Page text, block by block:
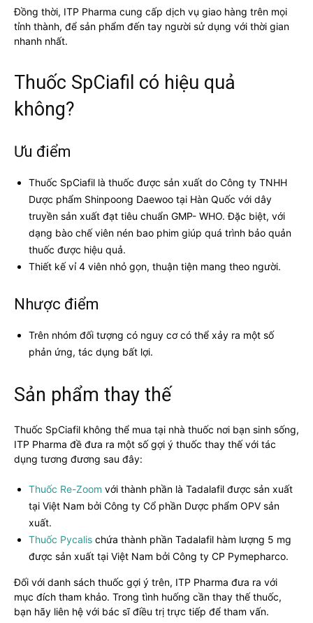
Đồng thời, ITP Pharma cung cấp dịch vụ giao hàng trên mọi
tỉnh thành, để sản phẩm đến tay người sử dụng với thời gian
nhanh nhất.
Thuốc SpCiafil có hiệu quả
không?
Ưu điểm
Thuốc SpCiafil là thuốc được sản xuất do Công ty TNHH
Dược phẩm Shinpoong Daewoo tại Hàn Quốc với dây
truyền sản xuất đạt tiêu chuẩn GMP- WHO. Đặc biệt, với
dạng bào chế viên nén bao phim giúp quá trình bảo quản
thuốc được hiệu quả.
Thiết kế vỉ 4 viên nhỏ gọn, thuận tiện mang theo người.
Nhược điểm
Trên nhóm đối tượng có nguy cơ có thể xảy ra một số
phản ứng, tác dụng bất lợi.
Sản phẩm thay thế
Thuốc SpCiafil không thể mua tại nhà thuốc nơi bạn sinh sống,
ITP Pharma đề đưa ra một số gợi ý thuốc thay thế với tác
dụng tương đương sau đây:
Thuốc Re-Zoom với thành phần là Tadalafil được sản xuất
tại Việt Nam bởi Công ty Cổ phần Dược phẩm OPV sản
xuất.
Thuốc Pycalis chứa thành phần Tadalafil hàm lượng 5 mg
được sản xuất tại Việt Nam bởi Công ty CP Pymepharco.
Đối với danh sách thuốc gợi ý trên, ITP Pharma đưa ra với
mục đích tham khảo. Trong tình huống cần thay thế thuốc,
bạn hãy liên hệ với bác sĩ điều trị trực tiếp để tham vấn.